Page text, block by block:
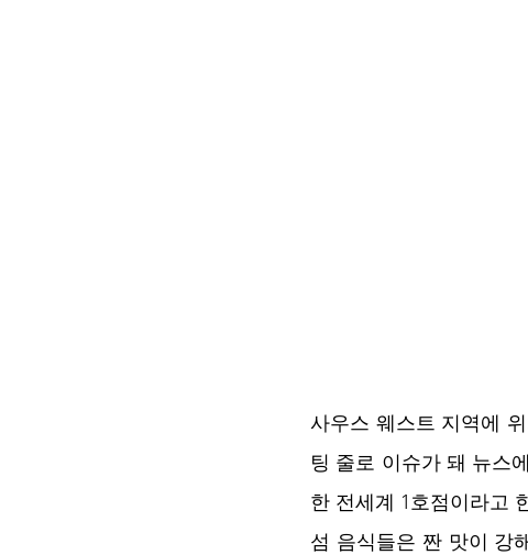
사우스 웨스트 지역에
팅 줄로 이슈가 돼 뉴스
한 전세계 1호점이라고
섬 음식들은 짠 맛이 강